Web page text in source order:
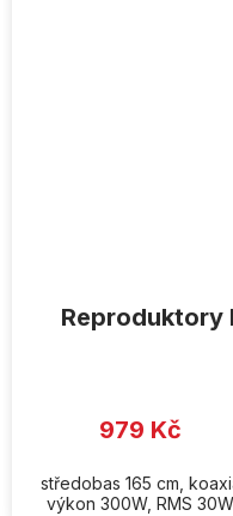
Reproduktory
979 Kč
středobas 165 cm,
výkon 300W, RMS